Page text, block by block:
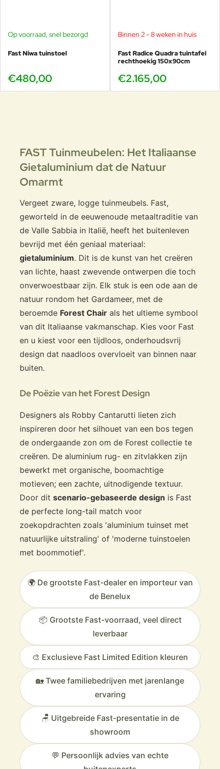
Op voorraad, snel bezorgd
Fast Niwa tuinstoel
€480,00
Binnen 2 - 8 weken in huis
Fast Radice Quadra tuintafel
rechthoekig 150x90cm
€2.165,00
FAST Tuinmeubelen: Het Italiaanse
Gietaluminium dat de Natuur
Omarmt
Vergeet zware, logge tuinmeubels. Fast,
geworteld in de eeuwenoude metaaltraditie van
de Valle Sabbia in Italië, heeft het buitenleven
bevrijd met één geniaal materiaal:
gietaluminium. Dit is de kunst van het creëren
van lichte, haast zwevende ontwerpen die toch
onverwoestbaar zijn. Elk stuk is een ode aan de
natuur rondom het Gardameer, met de
beroemde Forest Chair als het ultieme symbool
van dit Italiaanse vakmanschap. Kies voor Fast
en u kiest voor een tijdloos, onderhoudsvrij
design dat naadloos overvloeit van binnen naar
buiten.
De Poëzie van het Forest Design
Designers als Robby Cantarutti lieten zich
inspireren door het silhouet van een bos tegen
de ondergaande zon om de Forest collectie te
creëren. De aluminium rug- en zitvlakken zijn
bewerkt met organische, boomachtige
motieven; een zachte, uitnodigende textuur.
Door dit scenario-gebaseerde design is Fast
de perfecte long-tail match voor
zoekopdrachten zoals 'aluminium tuinset met
natuurlijke uitstraling' of 'moderne tuinstoelen
met boommotief'.
🌍 De grootste Fast-dealer en importeur van
de Benelux
📦 Grootste Fast-voorraad, veel direct
leverbaar
🎨 Exclusieve Fast Limited Edition kleuren
🏡 Twee familiebedrijven met jarenlange
ervaring
🪑 Uitgebreide Fast-presentatie in de
showroom
💬 Persoonlijk advies van echte